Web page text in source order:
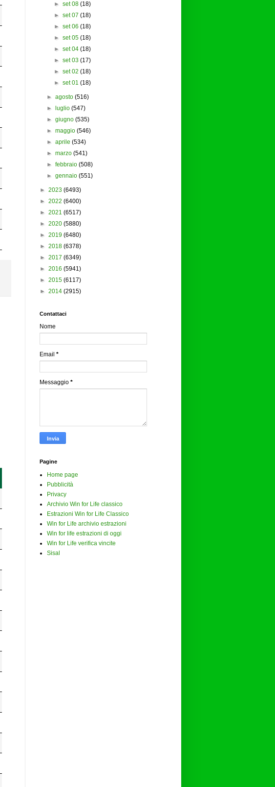
► set 08 (18)
► set 07 (18)
► set 06 (18)
► set 05 (18)
► set 04 (18)
► set 03 (17)
► set 02 (18)
► set 01 (18)
►agosto (516)
►
luglio (547)
►giugno (535)
►maggio (546)
►aprile (534)
►marzo (541)
►febbraio (508)
►gennaio (551)
► 2023 (6493)
► 2022 (6400)
► 2021 (6517)
► 2020 (5880)
► 2019 (6480)
► 2018 (6378)
► 2017 (6349)
► 2016 (5941)
► 2015 (6117)
► 2014 (2915)
Contattaci
Nome
Email *
Messaggio *
Pagine
Home page
Pubblicità
Privacy
Archivio Win for Life classico
Estrazioni Win for Life Classico
Win for Life archivio estrazioni
Win for life estrazioni di oggi
Win for Life verifica vincite
Sisal